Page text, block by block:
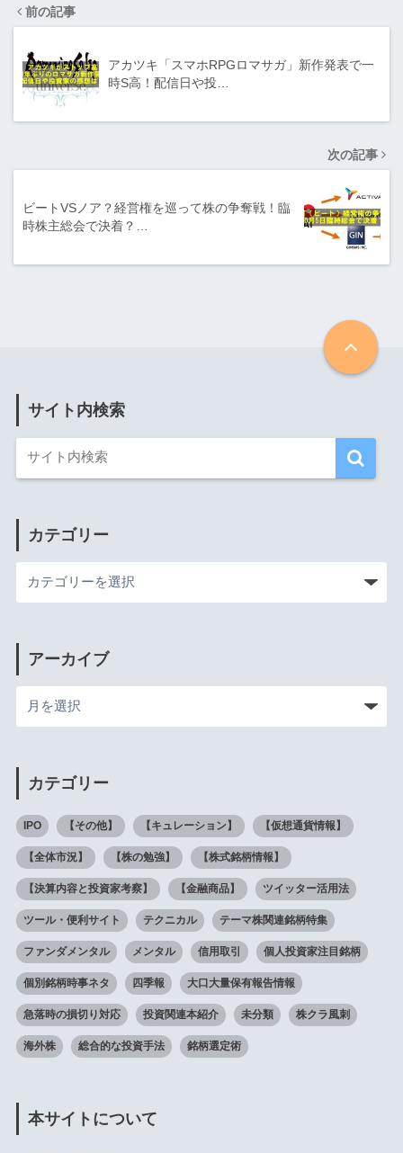
前の記事
アカツキ「スマホRPGロマサガ」新作発表で一
時S高！配信日や投…
次の記事
ビートVSノア？経営権を巡って株の争奪戦！臨
時株主総会で決着？…
サイト内検索
カテゴリー
アーカイブ
カテゴリー
IPO 【その他】 【キュレーション】 【仮想通貨情報】
【全体市況】 【株の勉強】 【株式銘柄情報】
【決算内容と投資家考察】 【金融商品】 ツイッター活用法
ツール・便利サイト テクニカル テーマ株関連銘柄特集
ファンダメンタル メンタル 信用取引 個人投資家注目銘柄
個別銘柄時事ネタ 四季報 大口大量保有報告情報
急落時の損切り対応 投資関連本紹介 未分類 株クラ風刺
海外株 総合的な投資手法 銘柄選定術
本サイトについて